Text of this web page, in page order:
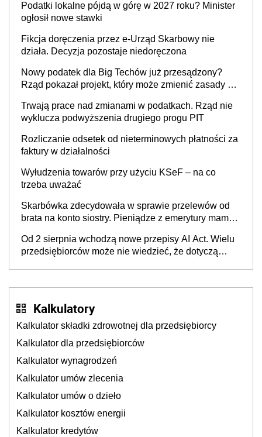
cywilnoprawnej jedynym racjonalnym wyjściem
Podatki lokalne pójdą w górę w 2027 roku? Minister
ogłosił nowe stawki
Fikcja doręczenia przez e-Urząd Skarbowy nie
działa. Decyzja pozostaje niedoręczona
Nowy podatek dla Big Techów już przesądzony?
Rząd pokazał projekt, który może zmienić zasady gry
Trwają prace nad zmianami w podatkach. Rząd nie
wyklucza podwyższenia drugiego progu PIT
Rozliczanie odsetek od nieterminowych płatności za
faktury w działalności
Wyłudzenia towarów przy użyciu KSeF – na co
trzeba uważać
Skarbówka zdecydowała w sprawie przelewów od
brata na konto siostry. Pieniądze z emerytury mamy
będzie
Od 2 sierpnia wchodzą nowe przepisy AI Act. Wielu
przedsiębiorców może nie wiedzieć, że dotyczą
Kalkulatory
Kalkulator składki zdrowotnej dla przedsiębiorcy
Kalkulator dla przedsiębiorców
Kalkulator wynagrodzeń
Kalkulator umów zlecenia
Kalkulator umów o dzieło
Kalkulator kosztów energii
Kalkulator kredytów